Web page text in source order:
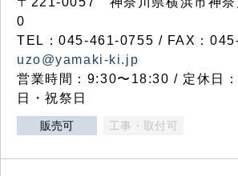
0
TEL：045-461-0755 / FAX：
uzo@yamaki-ki.jp
営業時間：9:30〜18:30 / 定休日
日・祝祭日
販売可 工事・取付可